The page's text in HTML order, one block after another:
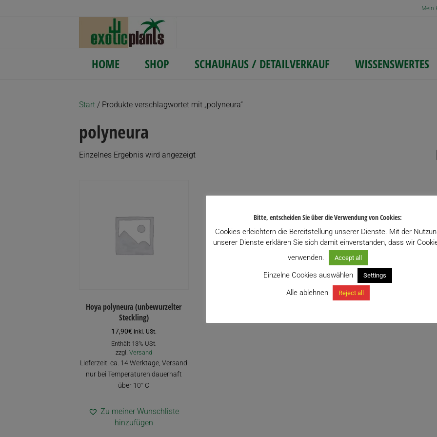
Mein
HOME SHOP SCHAUHAUS / DETAILVERKAUF WISSENSWERTES
Start / Produkte verschlagwortet mit „polyneura“
polyneura
Einzelnes Ergebnis wird angezeigt
Hoya polyneura (unbewurzelter
Steckling)
17,90€ inkl. USt.
Enthält 13% USt.
zzgl. Versand
Lieferzeit: ca. 14 Werktage, Versand
nur bei Temperaturen dauerhaft
über 10° C
Zu meiner Wunschliste
hinzufügen
Bitte, entscheiden Sie über die Verwendung von Cookies:
Cookies erleichtern die Bereitstellung unserer Dienste. Mit der
unserer Dienste erklären Sie sich damit einverstanden, dass wir
verwenden.
Accept all
Einzelne Cookies auswählen Settings
Alle ablehnen Reject all